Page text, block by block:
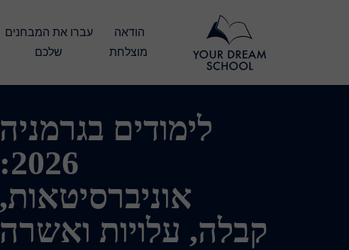
מוצלחת
שלכם
לימודים בגרמניה
2026:
אוניברסיטאות,
קבלה, עלויות ואשרה